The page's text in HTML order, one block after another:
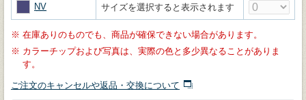
NV サイズを選択すると表示されます
※ 在庫ありのものでも、商品が確保できない場合があります。
※ カラーチップおよび写真は、実際の色と多少異なることがありま
す。
ご注文のキャンセルや返品・交換について